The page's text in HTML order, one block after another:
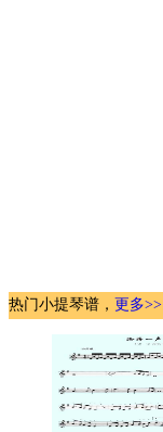
热门小提琴谱， 更多>>